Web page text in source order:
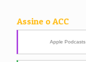
Assine o ACC
Apple Podcasts